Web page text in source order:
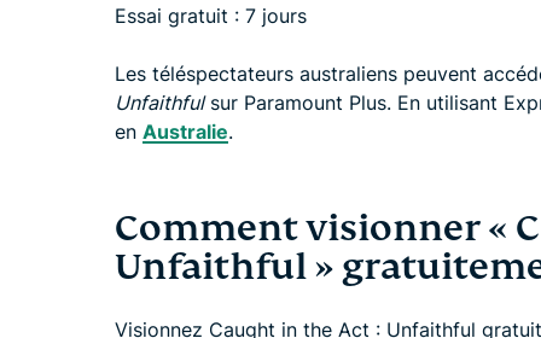
Essai gratuit : 7 jours
Les téléspectateurs australiens peuvent
Unfaithfulsur Paramount Plus. En utilisant
en Australie.
Comment visionner «
Unfaithful »
Visionnez Caught in the Act : Unfaithful